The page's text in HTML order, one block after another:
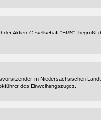
der Aktien-Gesellschaft "EMS", begrüßt
im Niedersächsischen
des Einweihungszuges.